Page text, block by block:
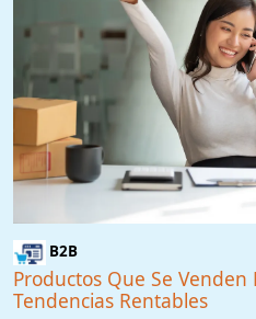
B2B
Productos Que Se
Tendencias Rentables